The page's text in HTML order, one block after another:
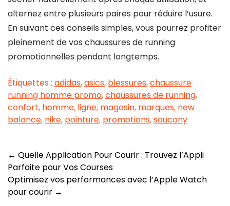
alternez entre plusieurs paires pour réduire l’usure.
En suivant ces conseils simples, vous pourrez profiter
pleinement de vos chaussures de running
promotionnelles pendant longtemps.
Étiquettes : adidas,asics, blessures,chaussure
running homme promo,chaussures de running,
confort, homme, ligne, magasin, marques, new
balance, nike, pointure, promotions,saucony
Navigation
des
articles
← Quelle Application Pour Courir : Trouvez l’Appli
Parfaite pour Vos Courses
Optimisez vos performances avec l’Apple Watch
pour courir →